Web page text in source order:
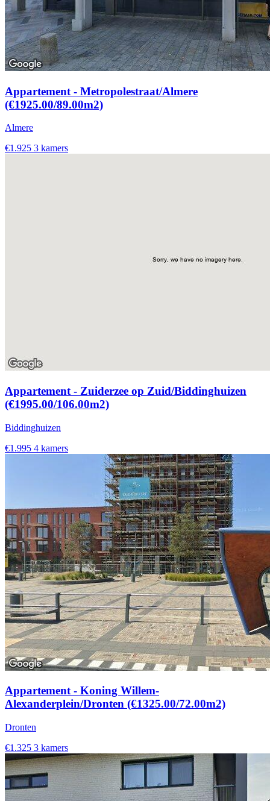
Appartement - Metropolestraat/Almere
(€1925.00/89.00m2)
Almere
€1.925 3 kamers
Appartement - Zuiderzee op Zuid/Biddinghuizen
(€1995.00/106.00m2)
Biddinghuizen
€1.995 4 kamers
Appartement - Koning Willem-
Alexanderplein/Dronten (€1325.00/72.00m2)
Dronten
€1.325 3 kamers